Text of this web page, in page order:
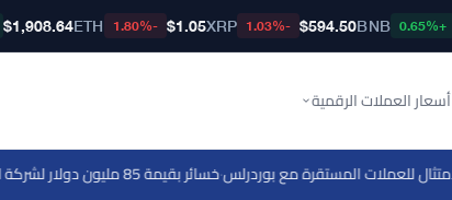
+0.65%
BNB
$594.50
-1.03%
XRP
$1.05
-1.80%
ETH
$1,908.64
أسعار العملات الرقمية
·خسائر بقيمة 85 مليون دولار لشركة Galaxy Digital في الربع الثاني بسبب تراجع العملات الرقمية